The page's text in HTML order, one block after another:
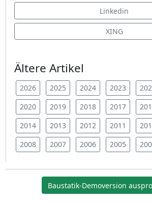
Linkedin
XING
Ältere Artikel
2026 2025 2024 2023
2020
2019 2018 2017
2014
2013 2012 2011
2008
2007 2006 2005
Baustatik-Demoversion